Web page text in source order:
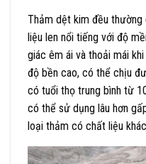
Thảm dệt kim đều
liệu len nổi tiếng với độ
giác êm ái và thoải mái
độ bền cao, có thể chịu
có tuổi thọ trung bình từ
có thể sử dụng lâu hơn
loại thảm có chất liệu